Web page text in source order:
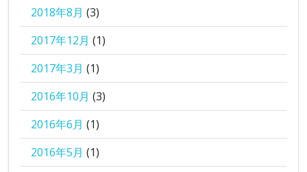
2018年8月 (3)
2017年12月 (1)
2017年3月 (1)
2016年10月 (3)
2016年6月 (1)
2016年5月 (1)